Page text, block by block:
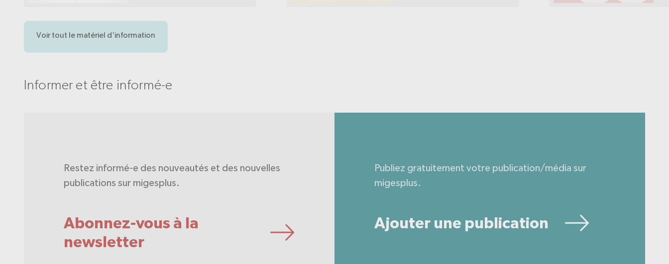
Voir tout le matériel d'information
Informer et être informé-e
Restez informé-e des nouveautés et des nouvelles
publications sur migesplus.
Abonnez-vous à la
newsletter
Publiez gratuitement votre publication/média sur
migesplus.
Ajouter une publication